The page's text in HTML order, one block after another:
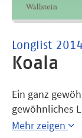
Longlist
Koala
Ein ganz
gewöhnliches
Ende. Aber
Mehr zeigen